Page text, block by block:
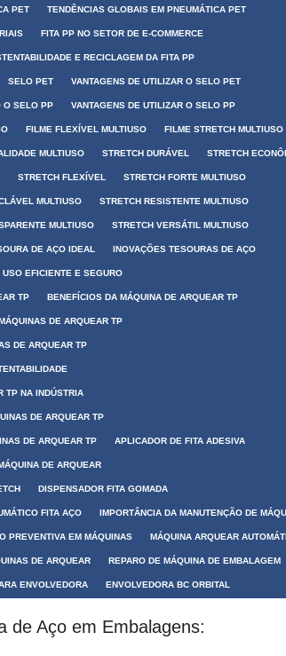
PET TENDÊNCIAS GLOBAIS EM PNEUMÁTICA PET
FITA PP NO SETOR DE E-COMMERCE
E RECICLAGEM DA FITA PP
SELO PET VANTAGENS DE UTILIZAR O SELO PET
O SELO PP VANTAGENS DE UTILIZAR O SELO PP
FILME FLEXÍVEL MULTIUSO FILME STRETCH MULTIUSO
MULTIUSO STRETCH DURÁVEL STRETCH
STRETCH FLEXÍVEL STRETCH FORTE MULTIUSO
MULTIUSO STRETCH RESISTENTE MULTIUSO
MULTIUSO STRETCH VERSÁTIL MULTIUSO
DE AÇO IDEAL INOVAÇÕES TESOURAS DE AÇO
EFICIENTE E SEGURO
TP BENEFÍCIOS DA MÁQUINA DE ARQUEAR TP
DE ARQUEAR TP
DE ARQUEAR TP
TP NA INDÚSTRIA
DE ARQUEAR TP
DE ARQUEAR TP APLICADOR DE FITA ADESIVA
DE ARQUEAR
DISPENSADOR FITA GOMADA
FITA AÇO IMPORTÂNCIA DA MANUTENÇÃO DE
PREVENTIVA EM MÁQUINAS MÁQUINA ARQUEAR
DE ARQUEAR REPARO DE MÁQUINA DE EMBALAGEM
ENVOLVEDORA ENVOLVEDORA BC ORBITAL
de Aço em Embalagens: